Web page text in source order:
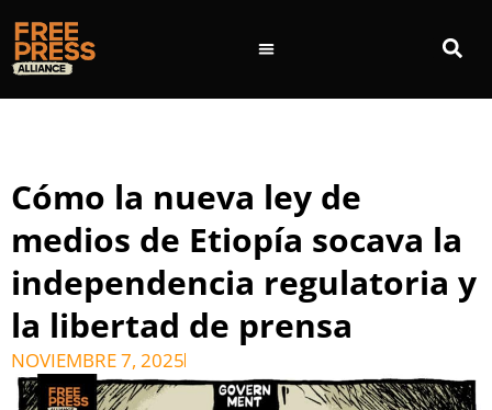
Cómo la nueva ley de
medios de Etiopía socava la
independencia regulatoria y
la libertad de prensa
NOVIEMBRE 7, 2025